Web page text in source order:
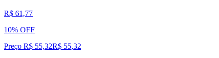
R$ 61,77
10% OFF
Preço R$ 55,32R$ 55,32